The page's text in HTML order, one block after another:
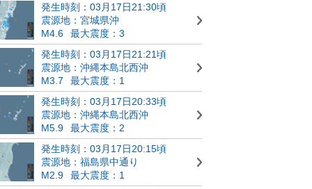
発生時刻：03月17日21:30頃
震源地：宮城県沖
M4.6
最大震度：3
発生時刻：03月17日21:21頃
震源地：沖縄本島北西沖
M3.7
最大震度：1
発生時刻：03月17日20:33頃
震源地：沖縄本島北西沖
M5.9
最大震度：2
発生時刻：03月17日20:15頃
震源地：福島県中通り
M2.9
最大震度：1